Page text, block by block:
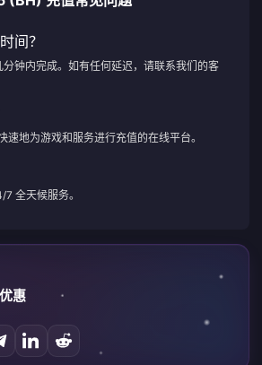
间？
钟内完成。如有任何延迟，请联系我们的客
速地为游戏和服务进行充值的在线平台。
全天候服务。
惠